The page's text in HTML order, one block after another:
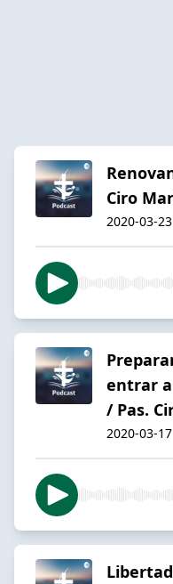
Ciro
2020-03-23
entrar
/ Pas.
2020-03-17